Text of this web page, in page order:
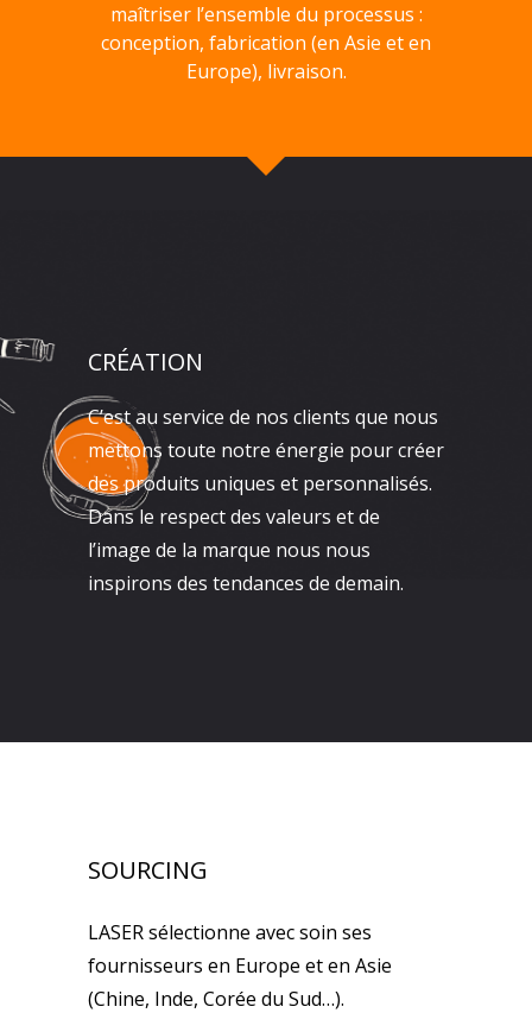
maîtriser l’ensemble du processus :
conception, fabrication (en Asie et en
Europe), livraison.
CRÉATION
C’est au service de nos clients que nous
mettons toute notre énergie pour créer
des produits uniques et personnalisés.
Dans le respect des valeurs et de
l’image de la marque nous nous
inspirons des tendances de demain.
SOURCING
LASER sélectionne avec soin ses
fournisseurs en Europe et en Asie
(Chine, Inde, Corée du Sud…).